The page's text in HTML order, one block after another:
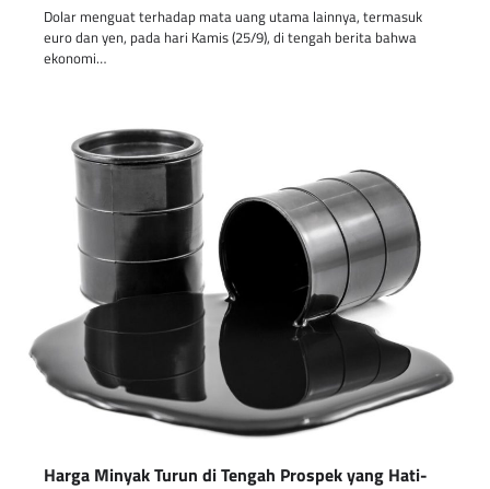
Dolar menguat terhadap mata uang utama lainnya, termasuk
euro dan yen, pada hari Kamis (25/9), di tengah berita bahwa
ekonomi…
Harga Minyak Turun di Tengah Prospek yang Hati-